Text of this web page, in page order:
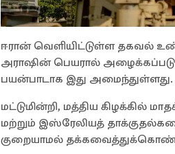
ஈரான் வெளியிட்டுள்ள தகவல்
அராஷின் பெயரால்
பயன்பாடாக இது அமைந்துள்ளது.
மட்டுமின்றி, மத்திய கிழக்கில்
மற்றும் இஸ்ரேலியத்
குறையாமல்